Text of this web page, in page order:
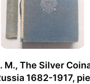
M., The Silver
1682-1917,